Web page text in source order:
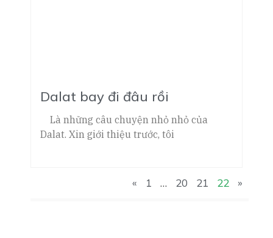
Dalat bay đi đâu rồi
Là những câu chuyện nhỏ nhỏ của
Dalat. Xin giới thiệu trước, tôi
« 1 … 20 21 22 »